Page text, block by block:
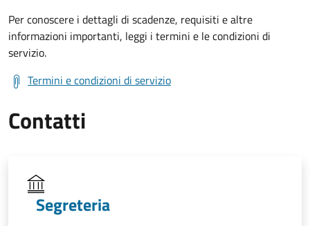
Per conoscere i dettagli di scadenze, requisiti e altre
informazioni importanti, leggi i termini e le condizioni di
servizio.
Termini e condizioni di servizio
Contatti
Segreteria